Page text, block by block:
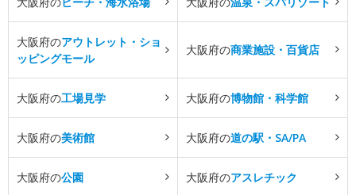
大阪府のアウトレット・ショ
ッピングモール
大阪府の商業施設・百貨店
大阪府の工場見学 大阪府の博物館・科学館
大阪府の美術館 大阪府の道の駅・SA/PA
大阪府の公園 大阪府のアスレチック